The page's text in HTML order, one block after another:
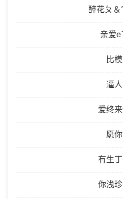
醉花ㄆ＆
亲爱e
比模
逼人
爱终
愿你
有生
你浅